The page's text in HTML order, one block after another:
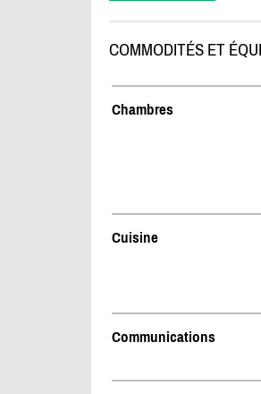
COMMODITÉS ET
Chambres
Cuisine
Communications